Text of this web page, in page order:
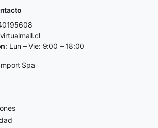
: Lun – Vie: 9:00 – 18:00
Spa